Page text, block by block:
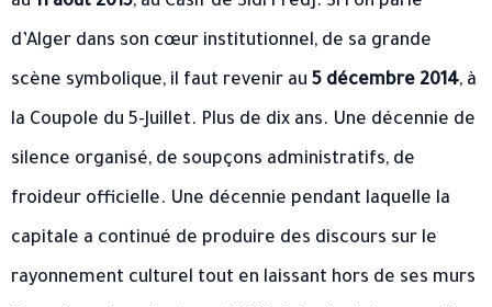
d’Alger dans son cœur institutionnel, de sa grande
scène symbolique, il faut revenir au 5 décembre 2014, à
la Coupole du 5-Juillet. Plus de dix ans. Une décennie de
silence organisé, de soupçons administratifs, de
froideur officielle. Une décennie pendant laquelle la
capitale a continué de produire des discours sur le
rayonnement culturel tout en laissant hors de ses murs